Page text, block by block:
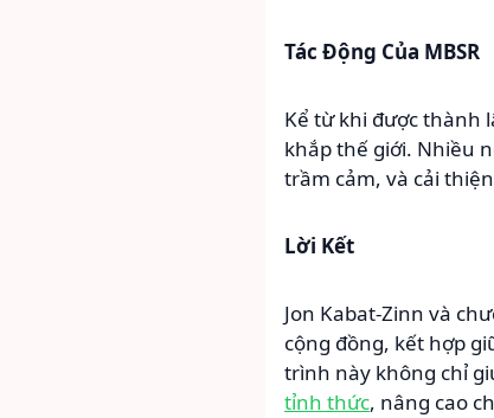
Tác Động Của MBSR
Kể từ khi được thành
khắp thế giới. Nhiều
trầm cảm, và cải
Lời Kết
Jon Kabat-Zinn và
cộng đồng, kết hợp
trình này không chỉ
tỉnh thức, nâng cao